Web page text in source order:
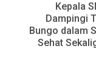
Next
post:
Kepala
Dampingi
Bungo dalam
Sehat